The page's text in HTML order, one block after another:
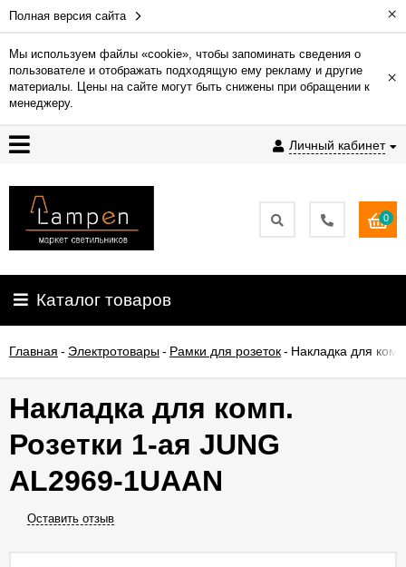
Полная версия сайта ×
Мы используем файлы «cookie», чтобы запоминать сведения о
пользователе и отображать подходящую ему рекламу и другие
материалы. Цены на сайте могут быть снижены при обращении к
менеджеру.
×
Личный кабинет
Гарантия
Доставка
и
Контакты
освещения
О
0
Каталог товаров
Главная - Электротовары- Рамки для розеток- Накладка для
Накладка для комп.
Розетки 1-ая JUNG
AL2969-1UAAN
Оставить отзыв